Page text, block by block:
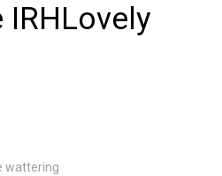
IRHLovely
wattering